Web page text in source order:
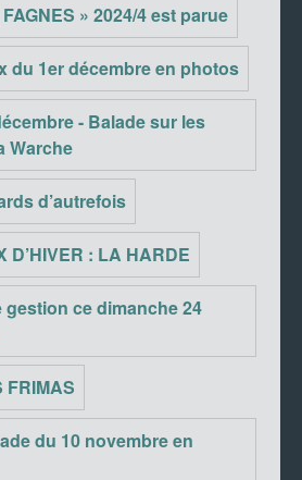
» 2024/4 est parue
du 1er décembre en photos
- Balade sur les
Warche
d’autrefois
D’HIVER : LA HARDE
gestion ce dimanche 24
FRIMAS
du 10 novembre en